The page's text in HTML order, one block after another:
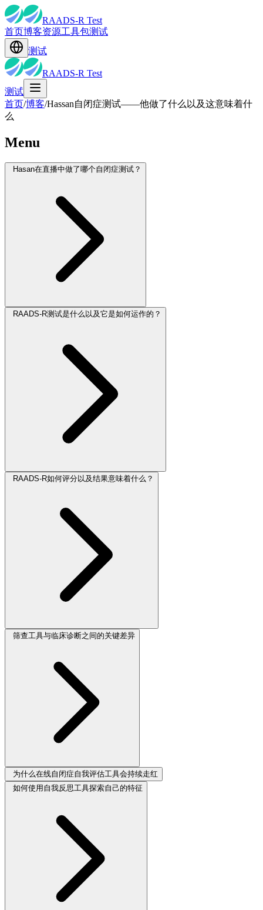
RAADS-R Test
首页博客资源工具包测试
测试
RAADS-R Test
测试
首页/博客/Hassan自闭症测试——他做了什么以及这意味着什
么
Menu
Hasan在直播中做了哪个自闭症测试？
RAADS-R测试是什么以及它是如何运作的？
RAADS-R如何评分以及结果意味着什么？
筛查工具与临床诊断之间的关键差异
为什么在线自闭症自我评估工具会持续走红
如何使用自我反思工具探索自己的特征